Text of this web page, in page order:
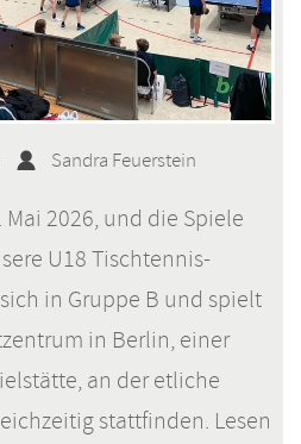
Sandra Feuerstein
2026, und die Spiele
U18 Tischtennis-
in Gruppe B und spielt
in Berlin, einer
an der etliche
stattfinden. Lesen